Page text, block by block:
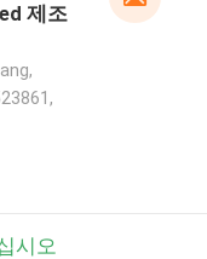
제조
시오